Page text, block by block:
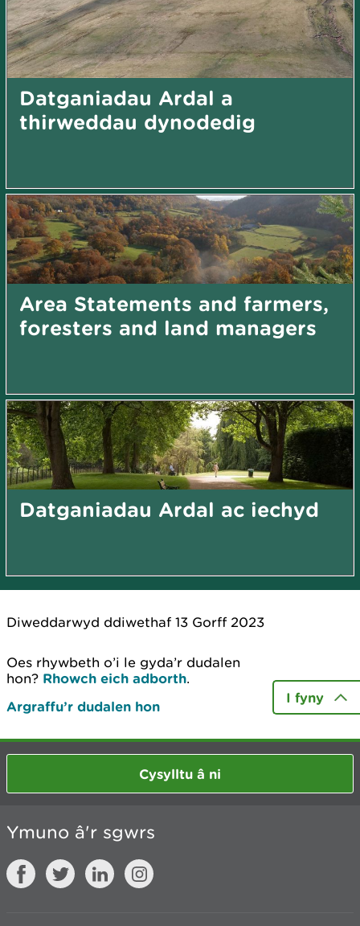
Datganiadau Ardal a
thirweddau dynodedig
Area Statements and farmers,
foresters and land managers
Datganiadau Ardal ac iechyd
Diweddarwyd ddiwethaf 13 Gorff 2023
Oes rhywbeth o’i le gyda’r dudalen
hon? Rhowch eich adborth.
Argraffu’r dudalen hon
I fyny
Cysylltu â ni
Ymuno â'r sgwrs